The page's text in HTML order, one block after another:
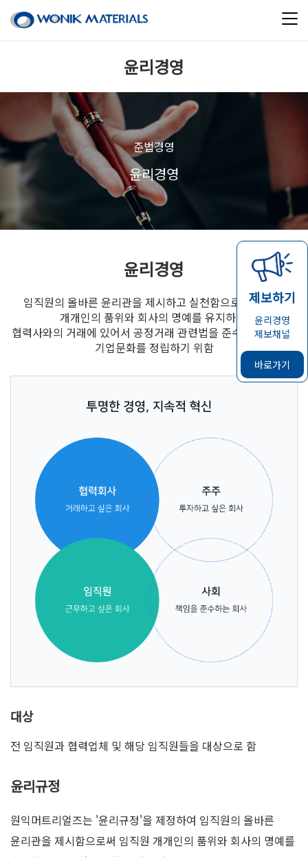
제보하기
윤리경영
제보채널
바로가기
윤리경영
준법경영
윤리경영
윤리경영
임직원의 올바른 윤리관을 제시하고 실천함으로써 임직원
개개인의 품위와 회사의 명예를 유지하고,
협력사와의 거래에 있어서 공정거래 관련법을 준수하여 올바른
기업문화를 정립하기 위함
대상
전 임직원과 협력업체 및 해당 임직원들을 대상으로 함
윤리규정
원익머트리얼즈는 '윤리규정'을 제정하여 임직원의 올바른
윤리관을 제시함으로써 임직원 개개인의 품위와 회사의 명예를